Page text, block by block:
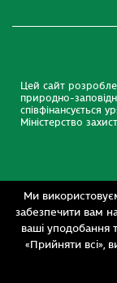
Ми
забезпечити вам
ваші уподобання
«Прийняти всі»,
Цей сайт
природно-
співфінансується
Міністерство